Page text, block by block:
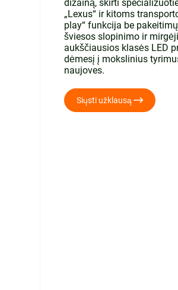
dizainą, skirti
„Lexus“ ir kitoms
play“ funkcija be
šviesos slopinimo ir
aukščiausios klasės LED
dėmesį į mokslinius
naujoves.
Siųsti užklausą